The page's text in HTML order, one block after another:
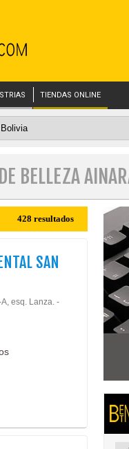
TIENDAS ONLINE
428 resultados
SAN
esq. Lanza. -